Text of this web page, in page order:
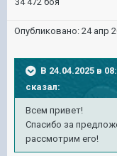
Опубликовано: 24 апр
В 24.04.2025 в
сказал:
Всем привет!
Спасибо за
рассмотрим его!